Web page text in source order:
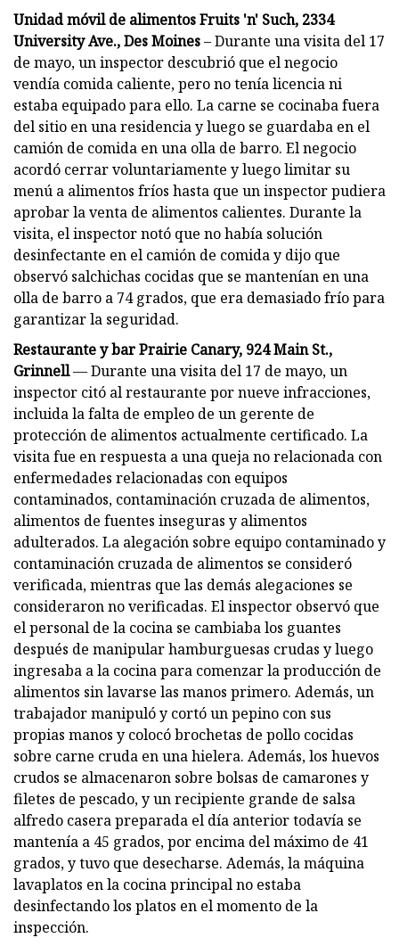
Unidad móvil de alimentos Fruits 'n' Such, 2334
University Ave., Des Moines– Durante una visita del 17
de mayo, un inspector descubrió que el negocio
vendía comida caliente, pero no tenía licencia ni
estaba equipado para ello. La carne se cocinaba fuera
del sitio en una residencia y luego se guardaba en el
camión de comida en una olla de barro. El negocio
acordó cerrar voluntariamente y luego limitar su
menú a alimentos fríos hasta que un inspector pudiera
aprobar la venta de alimentos calientes. Durante la
visita, el inspector notó que no había solución
desinfectante en el camión de comida y dijo que
observó salchichas cocidas que se mantenían en una
olla de barro a 74 grados, que era demasiado frío para
garantizar la seguridad.
Restaurante y bar Prairie Canary, 924 Main St.,
Grinnell— Durante una visita del 17 de mayo, un
inspector citó al restaurante por nueve infracciones,
incluida la falta de empleo de un gerente de
protección de alimentos actualmente certificado. La
visita fue en respuesta a una queja no relacionada con
enfermedades relacionadas con equipos
contaminados, contaminación cruzada de alimentos,
alimentos de fuentes inseguras y alimentos
adulterados. La alegación sobre equipo contaminado y
contaminación cruzada de alimentos se consideró
verificada, mientras que las demás alegaciones se
consideraron no verificadas. El inspector observó que
el personal de la cocina se cambiaba los guantes
después de manipular hamburguesas crudas y luego
ingresaba a la cocina para comenzar la producción de
alimentos sin lavarse las manos primero. Además, un
trabajador manipuló y cortó un pepino con sus
propias manos y colocó brochetas de pollo cocidas
sobre carne cruda en una hielera. Además, los huevos
crudos se almacenaron sobre bolsas de camarones y
filetes de pescado, y un recipiente grande de salsa
alfredo casera preparada el día anterior todavía se
mantenía a 45 grados, por encima del máximo de 41
grados, y tuvo que desecharse. Además, la máquina
lavaplatos en la cocina principal no estaba
desinfectando los platos en el momento de la
inspección.